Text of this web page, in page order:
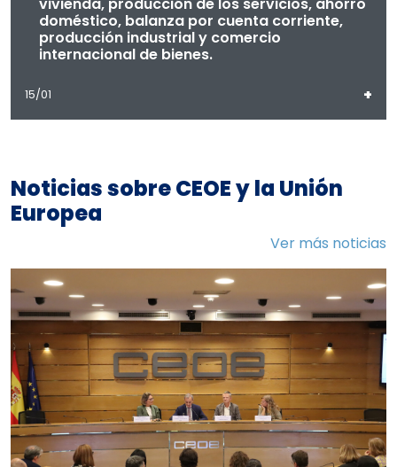
vivienda, producción de los servicios, ahorro
doméstico, balanza por cuenta corriente,
producción industrial y comercio
internacional de bienes.
15/01 +
Noticias sobre CEOE y la Unión
Europea
Ver más noticias